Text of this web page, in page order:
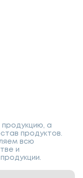
а
продуктов.
всю
и